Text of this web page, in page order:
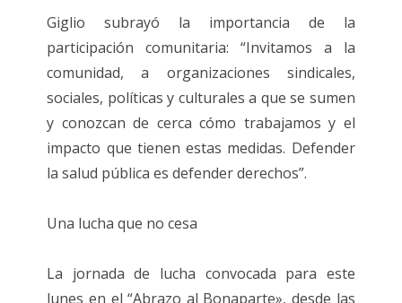
Giglio subrayó la importancia de la
participación comunitaria: “Invitamos a la
comunidad, a organizaciones sindicales,
sociales, políticas y culturales a que se sumen
y conozcan de cerca cómo trabajamos y el
impacto que tienen estas medidas. Defender
la salud pública es defender derechos”.
Una lucha que no cesa
La jornada de lucha convocada para este
lunes en el “Abrazo al Bonaparte», desde las